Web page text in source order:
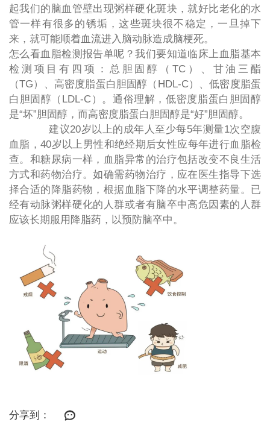
起我们的脑血管壁出现粥样硬化斑块，就好比老化的水
管一样有很多的锈垢，这些斑块很不稳定，一旦掉下
来，就可能顺着血流进入脑动脉造成脑梗死。
怎么看血脂检测报告单呢？我们要知道临床上血脂基本
检测项目有四项：总胆固醇（ TC）、甘油三酯
（TG）、高密度脂蛋白胆固醇（HDL-C）、低密度脂蛋
白胆固醇（LDL-C）。通俗理解，低密度脂蛋白胆固醇
是“坏”胆固醇，而高密度脂蛋白胆固醇是“好”胆固醇。
建议20岁以上的成年人至少每5年测量1次空腹
血脂，40岁以上男性和绝经期后女性应每年进行血脂检
查。和糖尿病一样，血脂异常的治疗包括改变不良生活
方式和药物治疗。如确需药物治疗，应在医生指导下选
择合适的降脂药物，根据血脂下降的水平调整药量。已
经有动脉粥样硬化的人群或者有脑卒中高危因素的人群
应该长期服用降脂药，以预防脑卒中。
分享到：